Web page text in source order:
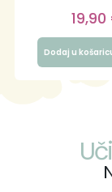
19,90
Dodaj u